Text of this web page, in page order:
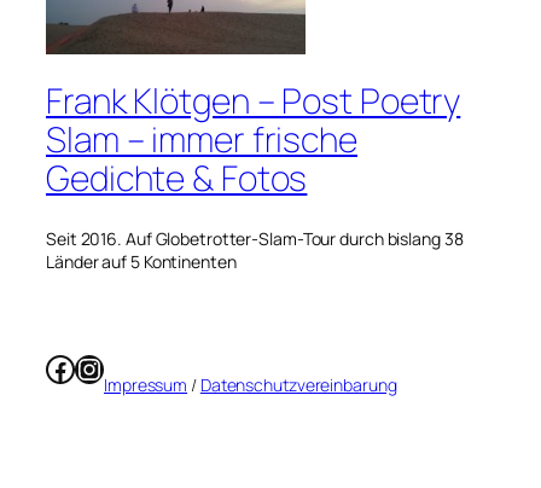
Frank Klötgen – Post Poetry
Slam – immer frische
Gedichte & Fotos
Seit 2016. Auf Globetrotter-Slam-Tour durch bislang 38
Länder auf 5 Kontinenten
Facebook
Instagram
Impressum / Datenschutzvereinbarung